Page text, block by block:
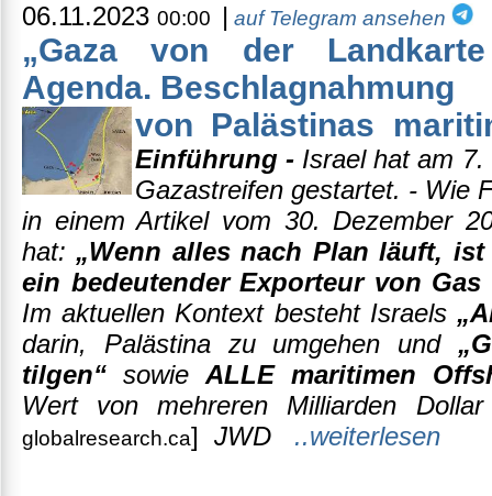
06.11.2023 00:00 | auf Telegram ansehen
„Gaza von der
Agenda. Beschlagnahmung
von Palästinas
Einführung - Israel hat am
Gazastreifen gestartet. - Wie
in einem Artikel vom 30. Dezember
hat: „Wenn alles nach Plan läuft,
ein bedeutender Exporteur von
Im aktuellen Kontext besteht Israels
darin, Palästina zu umgehen und
tilgen“ sowie ALLE maritimen
Wert von mehreren Milliarden
globalresearch.ca] JWD ..weiterlesen